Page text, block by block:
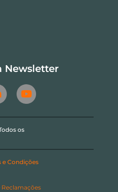
Newsletter
os
e Condições
Reclamações